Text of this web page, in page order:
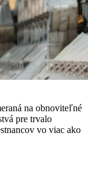
na obnoviteľné
pre trvalo
vo viac ako